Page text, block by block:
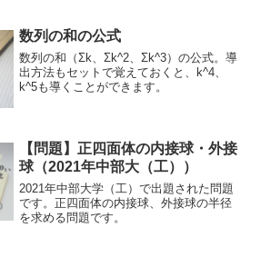
数列の和の公式
数列の和（Σk、Σk^2、Σk^3）の公式。導
出方法もセットで覚えておくと、k^4、
k^5も導くことができます。
【問題】正四面体の内接球・外接
球（2021年中部大（工））
2021年中部大学（工）で出題された問題
です。正四面体の内接球、外接球の半径
を求める問題です。